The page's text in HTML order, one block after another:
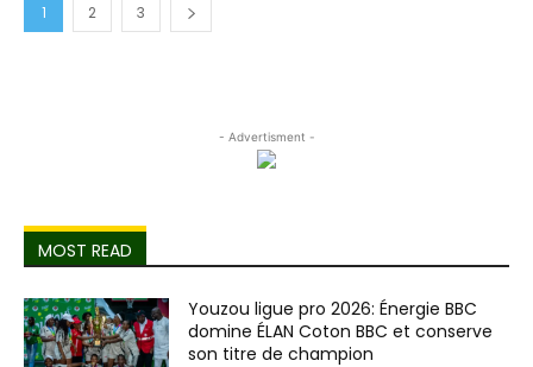
1 2 3
- Advertisment -
MOST READ
Youzou ligue pro 2026: Énergie BBC
domine ÉLAN Coton BBC et conserve
son titre de champion